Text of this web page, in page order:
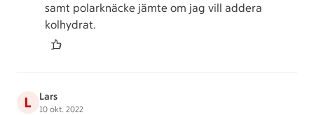
samt polarknäcke jämte om jag vill addera
kolhydrat.
L Lars
10 okt. 2022